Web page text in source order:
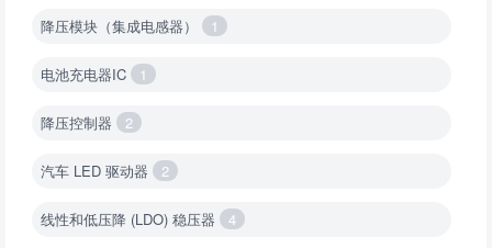
降压模块（集成电感器） 1
电池充电器IC 1
降压控制器 2
汽车 LED 驱动器 2
线性和低压降 (LDO) 稳压器 4